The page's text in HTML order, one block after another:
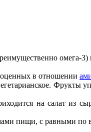
омега-3)
в отношении
Фрукты
на салат
пищи, с равными